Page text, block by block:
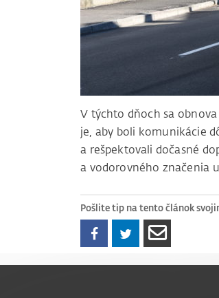
V týchto dňoch sa
je, aby boli komunikácie
a rešpektovali dočasné
a vodorovného značenia
Pošlite tip na tento článok